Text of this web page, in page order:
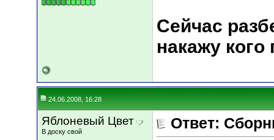
Сейчас
накажу кого
24.06.2008, 16:28
Яблоневый Цвет
В доску свой Ответ: